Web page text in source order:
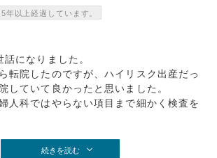
年以上経過しています。
になりました。
転院したのですが、ハイリスク出産だっ
していて良かったと思いました。
人科ではやらない項目まで細かく検査を
続きを読む